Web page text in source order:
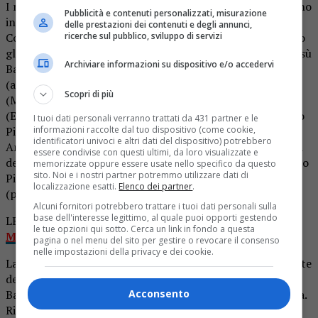
I ragazzi reciteranno la sera del 24 dicembre ed entreranno
in scena in due momenti diversi. La regia è di Angelo
Comero e il trucco di Beatrice Goldin. Al momento, dicono
gli organizzatori, non è ancora dato da sapere chi sarà Gesù
Bambino. Ecco invece gli altri attori: Matilde Crepaldi
(angelo minore e Maria per l’Epifania), Chiara Medina
(Maria), Irene Pisani (angelo Gabriele), Iulia Paraschiva
(Elisabetta e pastore), Marco Manara (pastore), Francesco
Piantanida (Zaccaria e pastore), Luca Boiocchi (pastore),
Andrea Fincato (Giuseppe). Ci saranno però anche giovani
della classe 2003; fanno parte di quest’ultimo cast Stefano
Pinna (vecchio), Federico Gasparini (oste), Federico Pisani
(piccino).
LEGGI ANCHEQuarona torna il presepe meccanico di
Michelino Labbate
La rappresentazione si svolgerà in piazza Prone nella notte
della vigilia, dalle 23.30 con i quadri della nascita di Gesù
Bambino, e l’adorazione dei pastori al termine della messa.
Ritorneranno in scena però 6 gennaio ore 10.30 per
Pubblicità e contenuti personalizzati, misurazione
delle prestazioni dei contenuti e degli annunci,
ricerche sul pubblico, sviluppo di servizi
Archiviare informazioni su dispositivo e/o accedervi
Scopri di più
I tuoi dati personali verranno trattati da 431 partner e le
informazioni raccolte dal tuo dispositivo (come cookie,
identificatori univoci e altri dati del dispositivo) potrebbero
essere condivise con questi ultimi, da loro visualizzate e
memorizzate oppure essere usate nello specifico da questo
sito. Noi e i nostri partner potremmo utilizzare dati di
localizzazione esatti. Elenco dei partner.
Alcuni fornitori potrebbero trattare i tuoi dati personali sulla
base dell'interesse legittimo, al quale puoi opporti gestendo
le tue opzioni qui sotto. Cerca un link in fondo a questa
pagina o nel menu del sito per gestire o revocare il consenso
nelle impostazioni della privacy e dei cookie.
Acconsento